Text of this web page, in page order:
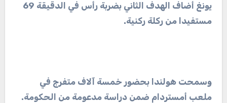
يونغ أضاف الهدف الثاني بضربة رأس في الدقيقة 69
مستفيدا من ركلة ركنية.
وسمحت هولندا بحضور خمسة آلاف متفرج في
ملعب أمستردام ضمن دراسة مدعومة من الحكومة.